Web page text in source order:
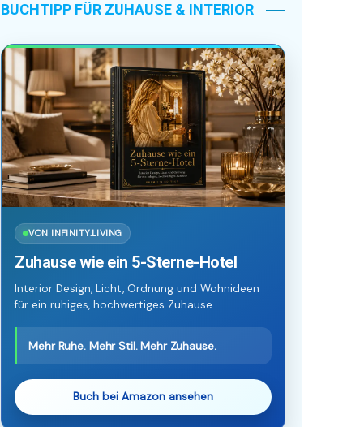
BUCHTIPP FÜR ZUHAUSE & INTERIOR
VON INFINITY.LIVING
Zuhause wie ein 5-Sterne-Hotel
Interior Design, Licht, Ordnung und Wohnideen
für ein ruhiges, hochwertiges Zuhause.
Mehr Ruhe. Mehr Stil. Mehr Zuhause.
Buch bei Amazon ansehen